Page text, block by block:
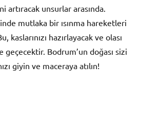
unsurlar arasında.
mutlaka bir ısınma hareketleri
kaslarınızı hazırlayacak ve olası
geçecektir. Bodrum’un doğası sizi
giyin ve maceraya atılın!